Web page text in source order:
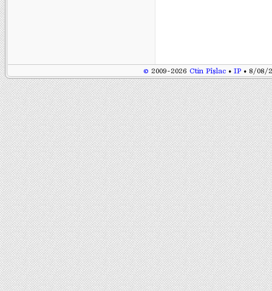
© 2009-2026 Ctin Pîșlac ♦ IP ♦ 8/08/